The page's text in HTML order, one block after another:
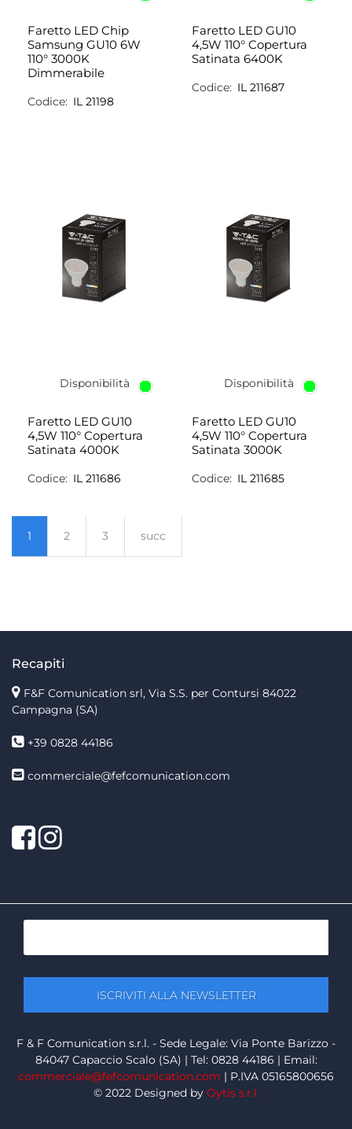
Faretto LED Chip
Samsung GU10 6W
110° 3000K
Dimmerabile
Codice: IL 21198
Faretto LED GU10
4,5W 110° Copertura
Satinata 6400K
Codice: IL 211687
Disponibilità
Faretto LED GU10
4,5W 110° Copertura
Satinata 4000K
Codice: IL 211686
Disponibilità
Faretto LED GU10
4,5W 110° Copertura
Satinata 3000K
Codice: IL 211685
1 2 3 succ
Recapiti
F&F Comunication srl, Via S.S. per Contursi 84022
Campagna (SA)
+39 0828 44186
commerciale@fefcomunication.com
Facebook
Twitter
F & F Comunication s.r.l. - Sede Legale: Via Ponte Barizzo -
84047 Capaccio Scalo (SA) | Tel: 0828 44186 | Email:
commerciale@fefcomunication.com | P.IVA 05165800656
© 2022 Designed by Oytis s.r.l.